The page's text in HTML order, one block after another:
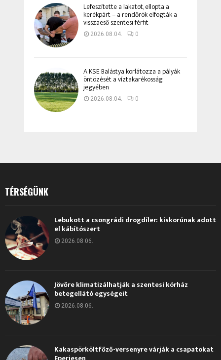
Lefeszítette a lakatot, ellopta a
kerékpárt – a rendőrök elfogták a
visszaeső szentesi férfit
2026.08.04. 0
A KSE Balástya korlátozza a pályák
öntözését a víztakarékosság
jegyében
2026.08.04. 0
TÉRSÉGÜNK
Lebukott a csongrádi drogdíler: kiskorúnak adott
el kábítószert
2026.08.06.
Jövőre klimatizálhatják a szentesi kórház
betegellátó egységeit
2026.08.06.
Kakaspörköltfőző-versenyre várják a csapatokat